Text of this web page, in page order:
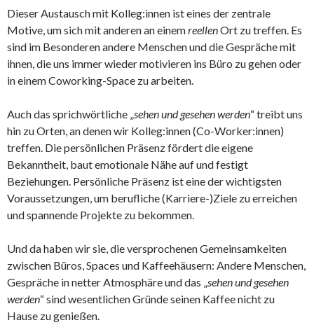
Dieser Austausch mit Kolleg:innen ist eines der zentrale
Motive, um sich mit anderen an einemreellenOrt zu treffen. Es
sind im Besonderen andere Menschen und die Gespräche mit
ihnen, die uns immer wieder motivieren ins Büro zu gehen oder
in einem Coworking-Space zu arbeiten.
Auch das sprichwörtliche „sehen und gesehen werden“ treibt uns
hin zu Orten, an denen wir Kolleg:innen (Co-Worker:innen)
treffen. Die persönlichen Präsenz fördert die eigene
Bekanntheit, baut emotionale Nähe auf und festigt
Beziehungen. Persönliche Präsenz ist eine der wichtigsten
Voraussetzungen, um berufliche (Karriere-)Ziele zu erreichen
und spannende Projekte zu bekommen.
Und da haben wir sie, die versprochenen Gemeinsamkeiten
zwischen Büros, Spaces und Kaffeehäusern: Andere Menschen,
Gespräche in netter Atmosphäre und das „sehen und gesehen
werden“ sind wesentlichen Gründe seinen Kaffee nicht zu
Hause zu genießen.